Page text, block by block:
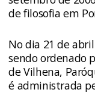
de filosofia em
No dia 21 de
sendo ordenado
de Vilhena,
é administrada